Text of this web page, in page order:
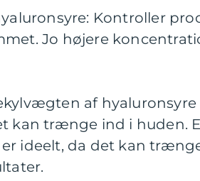
Kontroller
Jo højere
af
kan trænge ind i huden.
ideelt, da det kan